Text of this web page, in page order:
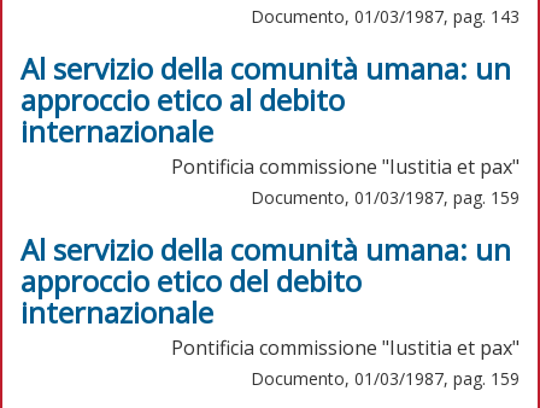
Documento, 01/03/1987, pag. 143
Al servizio della comunità umana: un
approccio etico al debito
internazionale
Pontificia commissione "Iustitia et pax"
Documento, 01/03/1987, pag. 159
Al servizio della comunità umana: un
approccio etico del debito
internazionale
Pontificia commissione "Iustitia et pax"
Documento, 01/03/1987, pag. 159